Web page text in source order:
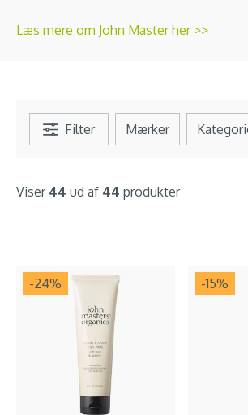
Læs mere om John Master her >>
Filter Mærker
Viser 44 ud af 44 produkter
-24% -15%